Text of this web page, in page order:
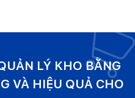
LÝ KHO BẰNG
VÀ HIỆU QUẢ CHO